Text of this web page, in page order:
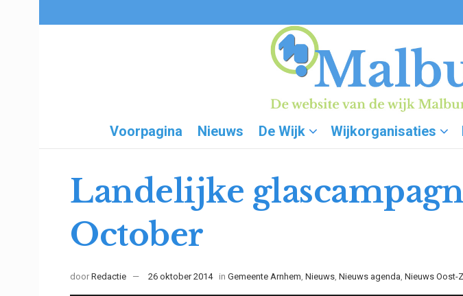
Voorpagina Nieuws De Wijk Wijkorganisaties
Landelijke
October
door Redactie 26 oktober 2014 in Gemeente Arnhem, Nieuws, Nieuws agenda, Nieuws Oost-